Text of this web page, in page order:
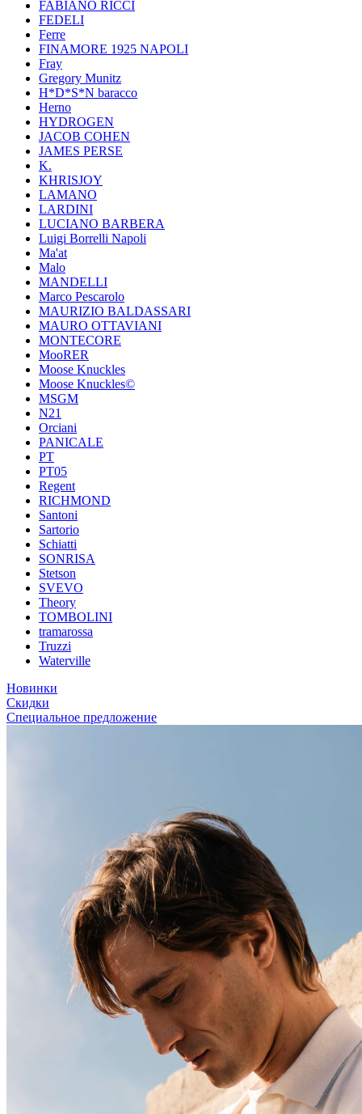
FABIANO RICCI
FEDELI
Ferre
FINAMORE 1925 NAPOLI
Fray
Gregory Munitz
H*D*S*N baracco
Herno
HYDROGEN
JACOB COHEN
JAMES PERSE
K.
KHRISJOY
LAMANO
LARDINI
LUCIANO BARBERA
Luigi Borrelli Napoli
Ma'at
Malo
MANDELLI
Marco Pescarolo
MAURIZIO BALDASSARI
MAURO OTTAVIANI
MONTECORE
MooRER
Moose Knuckles
Moose Knuckles©️
MSGM
N21
Orciani
PANICALE
PT
PT05
Regent
RICHMOND
Santoni
Sartorio
Schiatti
SONRISA
Stetson
SVEVO
Theory
TOMBOLINI
tramarossa
Truzzi
Waterville
Новинки
Скидки
Специальное предложение